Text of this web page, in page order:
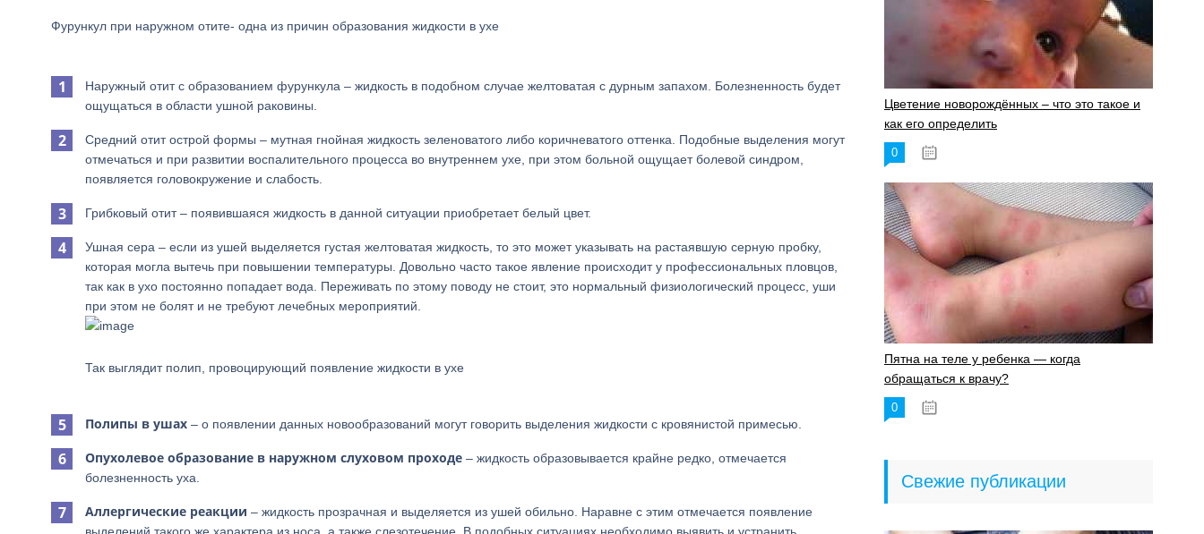
Фурункул при наружном отите- одна из причин образования жидкости в ухе
Наружный отит с образованием фурункула – жидкость в подобном случае желтоватая с дурным запахом. Болезненность будет
ощущаться в области ушной раковины.
Средний отит острой формы – мутная гнойная жидкость зеленоватого либо коричневатого оттенка. Подобные выделения могут
отмечаться и при развитии воспалительного процесса во внутреннем ухе, при этом больной ощущает болевой синдром,
появляется головокружение и слабость.
Грибковый отит – появившаяся жидкость в данной ситуации приобретает белый цвет.
Ушная сера – если из ушей выделяется густая желтоватая жидкость, то это может указывать на растаявшую серную пробку,
которая могла вытечь при повышении температуры. Довольно часто такое явление происходит у профессиональных пловцов,
так как в ухо постоянно попадает вода. Переживать по этому поводу не стоит, это нормальный физиологический процесс, уши
при этом не болят и не требуют лечебных мероприятий.
Так выглядит полип, провоцирующий появление жидкости в ухе
Полипы в ушах – о появлении данных новообразований могут говорить выделения жидкости с кровянистой примесью.
Опухолевое образование в наружном слуховом проходе – жидкость образовывается крайне редко, отмечается
болезненность уха.
Аллергические реакции – жидкость прозрачная и выделяется из ушей обильно. Наравне с этим отмечается появление
Цветение новорождённых – что это такое и
как его определить
0
Пятна на теле у ребенка — когда
обращаться к врачу?
0
Свежие публикации